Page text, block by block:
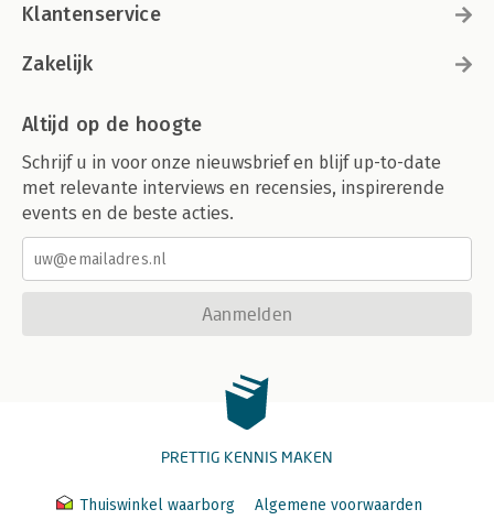
Klantenservice
Zakelijk
Altijd op de hoogte
Schrijf u in voor onze nieuwsbrief en blijf up-to-date
met relevante interviews en recensies, inspirerende
events en de beste acties.
Aanmelden
PRETTIG KENNIS MAKEN
Thuiswinkel waarborg Algemene voorwaarden